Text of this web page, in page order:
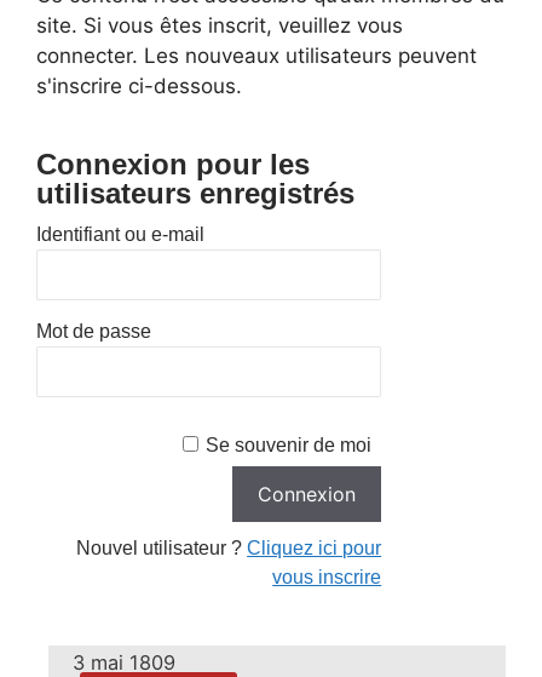
site. Si vous êtes inscrit, veuillez vous
connecter. Les nouveaux utilisateurs peuvent
s'inscrire ci-dessous.
Connexion pour les
utilisateurs enregistrés
Identifiant ou e-mail
Mot de passe
Se souvenir de moi
Nouvel utilisateur ?Cliquez ici pour
vous inscrire
3 mai 1809